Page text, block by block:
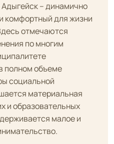
Адыгейск – динамично
комфортный для жизни
отмечаются
по многим
полном объеме
социальной
материальная
и образовательных
малое и